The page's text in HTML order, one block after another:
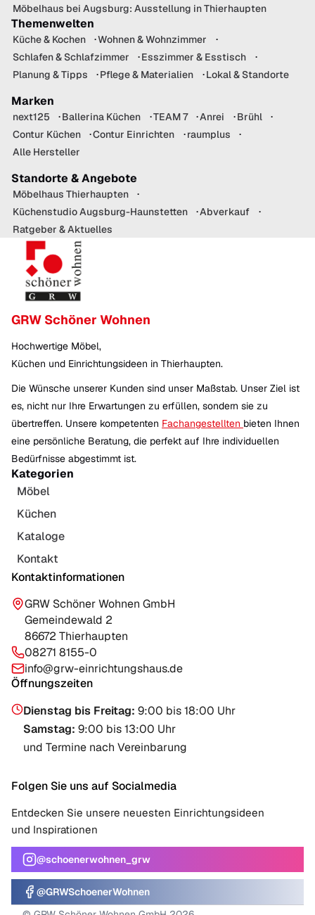
Möbelhaus bei Augsburg: Ausstellung in Thierhaupten
Themenwelten
Küche & Kochen
Wohnen & Wohnzimmer
Schlafen & Schlafzimmer
Esszimmer & Esstisch
Planung & Tipps
Pflege & Materialien Lokal & Standorte
Marken
next125 Ballerina Küchen TEAM 7 Anrei
Brühl
Contur Küchen
Contur Einrichten
raumplus
Alle Hersteller
Standorte & Angebote
Möbelhaus Thierhaupten
Küchenstudio Augsburg-Haunstetten
Abverkauf
Ratgeber & Aktuelles
GRW Schöner Wohnen
Hochwertige Möbel,
Küchen und Einrichtungsideen in Thierhaupten.
Die Wünsche unserer Kunden sind unser Maßstab. Unser Ziel ist
es, nicht nur Ihre Erwartungen zu erfüllen, sondern sie zu
übertreffen. Unsere kompetenten Fachangestellten bieten Ihnen
eine persönliche Beratung, die perfekt auf Ihre individuellen
Bedürfnisse abgestimmt ist.
Kategorien
Möbel
Küchen
Kataloge
Kontakt
Kontaktinformationen
GRW Schöner Wohnen GmbH
Gemeindewald 2
86672 Thierhaupten
08271 8155-0
info@grw-einrichtungshaus.de
Öffnungszeiten
Dienstag bis Freitag: 9:00 bis 18:00 Uhr
Samstag: 9:00 bis 13:00 Uhr
und Termine nach Vereinbarung
Folgen Sie uns auf Socialmedia
Entdecken Sie unsere neuesten Einrichtungsideen
und Inspirationen
@schoenerwohnen_grw
@GRWSchoenerWohnen